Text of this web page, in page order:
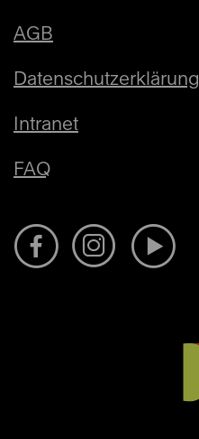
AGB
Datenschutzerklärung
Intranet
FAQ